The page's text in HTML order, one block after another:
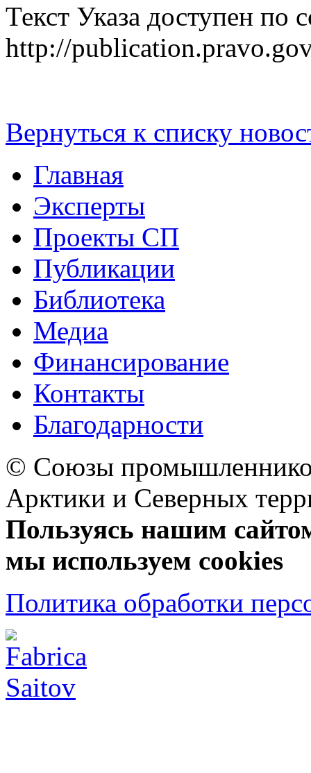
Текст Указа доступен по
http://
Вернуться к списку
Главная
Эксперты
Проекты СП
Публикации
Библиотека
Медиа
Финансирование
Контакты
Благодарности
© Союзы
Арктики и Северных
Пользуясь нашим
мы используем cookies
Политика обработки